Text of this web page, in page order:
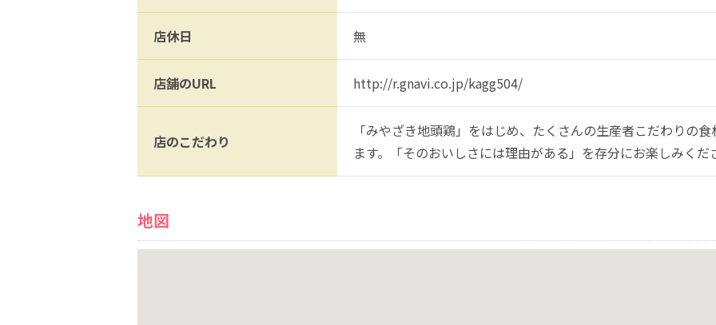
店休日 無
店舗のURL http://r.gnavi.co.jp/kagg504/
店のこだわり
「みやざき地頭鶏」をはじめ、たくさんの生産者こだわりの
ます。「そのおいしさには理由がある」を存分にお楽しみくだ
地図